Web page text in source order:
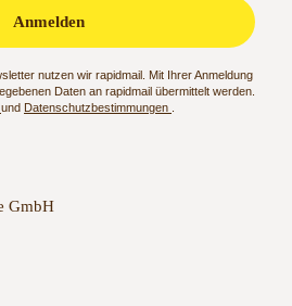
Anmelden
nutzen wir rapidmail. Mit Ihrer Anmeldung
Daten an rapidmail übermittelt werden.
und Datenschutzbestimmungen
GmbH